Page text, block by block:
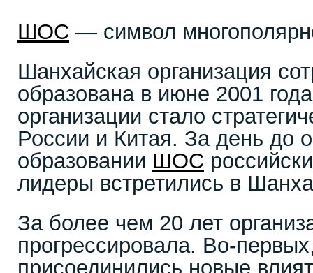
ШОС — символ
Шанхайская организация
образована в июне 2001
организации стало
России и Китая. За день до
образовании ШОС
лидеры встретились в
За более чем 20 лет
прогрессировала. Во-
присоединились новые